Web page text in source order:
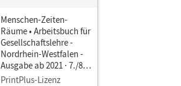
Menschen-Zeiten-
Räume • Arbeitsbuch für
Gesellschaftslehre -
Nordrhein-Westfalen -
Ausgabe ab 2021 · 7./8.
Schuljahr • Schulbuch
PrintPlus-Lizenz